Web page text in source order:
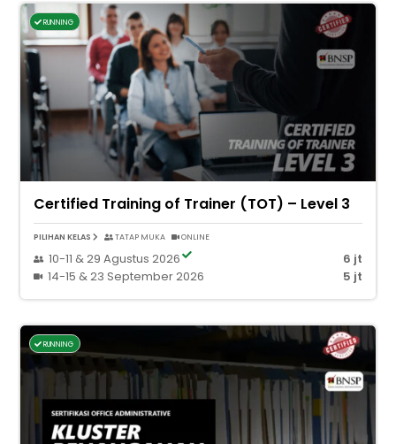
RUNNING
Certified Training of Trainer (TOT) – Level 3
PILIHAN KELAS TATAP MUKA ONLINE
10-11 & 29 Agustus 2026
6 jt
14-15 & 23 September 2026
5 jt
RUNNING